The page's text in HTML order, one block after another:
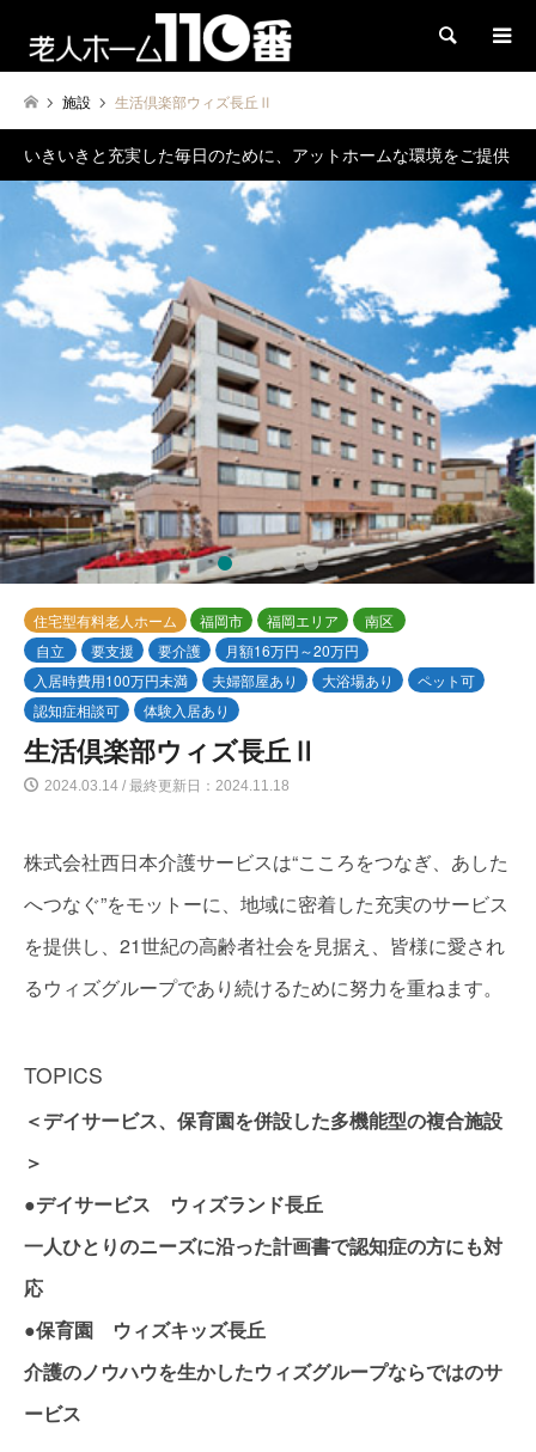
検索
施設 生活倶楽部ウィズ長丘Ⅱ
いきいきと充実した毎日のために、アットホームな環境をご提供
2 3 5
住宅型有料老人ホーム 福岡市 福岡エリア
南区
自立
要支援 要介護
月額16万円～20万円
入居時費用100万円未満
夫婦部屋あり 大浴場あり
ペット可
認知症相談可
体験入居あり
生活倶楽部ウィズ長丘Ⅱ
2024.03.14 / 最終更新日：2024.11.18
株式会社西日本介護サービスは“こころをつなぎ、あした
へつなぐ”をモットーに、地域に密着した充実のサービス
を提供し、21世紀の高齢者社会を見据え、皆様に愛され
るウィズグループであり続けるために努力を重ねます。
TOPICS
＜デイサービス、保育園を併設した多機能型の複合施設
＞
●デイサービス ウィズランド長丘
一人ひとりのニーズに沿った計画書で認知症の方にも対
応
●保育園 ウィズキッズ長丘
介護のノウハウを生かしたウィズグループならではのサ
ービス